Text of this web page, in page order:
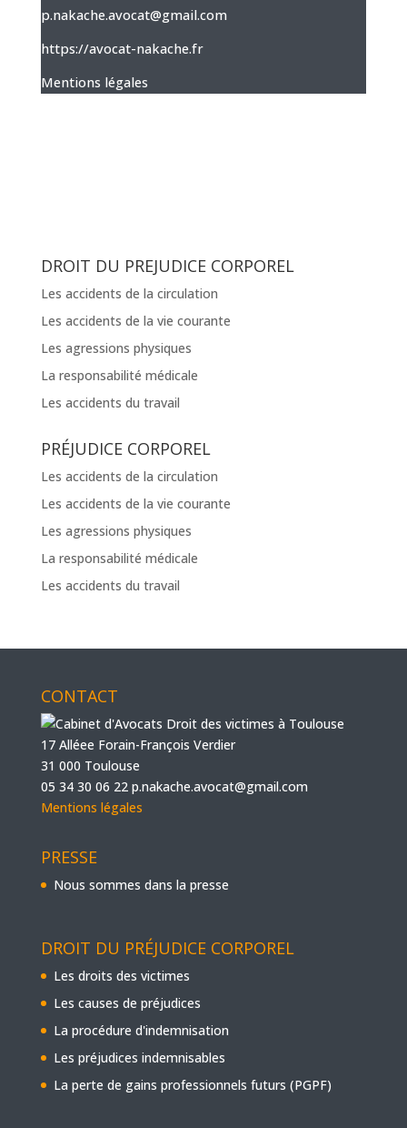
p.nakache.avocat@gmail.com
https://avocat-nakache.fr
Mentions légales
DROIT DU PREJUDICE CORPOREL
Les accidents de la circulation
Les accidents de la vie courante
Les agressions physiques
La responsabilité médicale
Les accidents du travail
PRÉJUDICE CORPOREL
Les accidents de la circulation
Les accidents de la vie courante
Les agressions physiques
La responsabilité médicale
Les accidents du travail
CONTACT
17 Alléee Forain-François Verdier
31 000 Toulouse
05 34 30 06 22 p.nakache.avocat@gmail.com
Mentions légales
PRESSE
Nous sommes dans la presse
DROIT DU PRÉJUDICE CORPOREL
Les droits des victimes
Les causes de préjudices
La procédure d'indemnisation
Les préjudices indemnisables
La perte de gains professionnels futurs (PGPF)